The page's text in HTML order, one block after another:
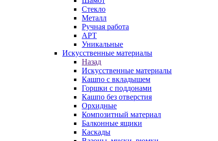
Стекло
Металл
Ручная работа
АРТ
Уникальные
Искусственные материалы
Назад
Искусственные материалы
Кашпо с вкладышем
Горшки с поддонами
Кашпо без отверстия
Орхидные
Композитный материал
Балконные ящики
Каскады